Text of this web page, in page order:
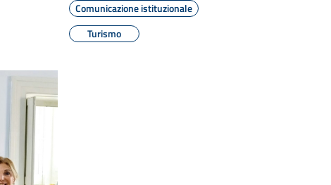
Comunicazione istituzionale
Turismo